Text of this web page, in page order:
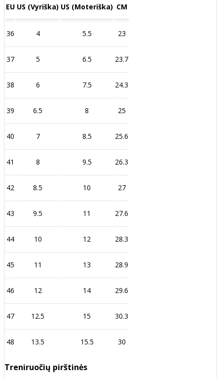
EU US (Vyriška) US (Moteriška) CM
36 4 5.5 23
37 5 6.5 23.7
38 6 7.5 24.3
39 6.5 8 25
40 7 8.5 25.6
41 8 9.5 26.3
42 8.5 10 27
43 9.5 11 27.6
44 10 12 28.3
45 11 13 28.9
46 12 14 29.6
47 12.5 15 30.3
48 13.5 15.5 30
Treniruočių pirštinės